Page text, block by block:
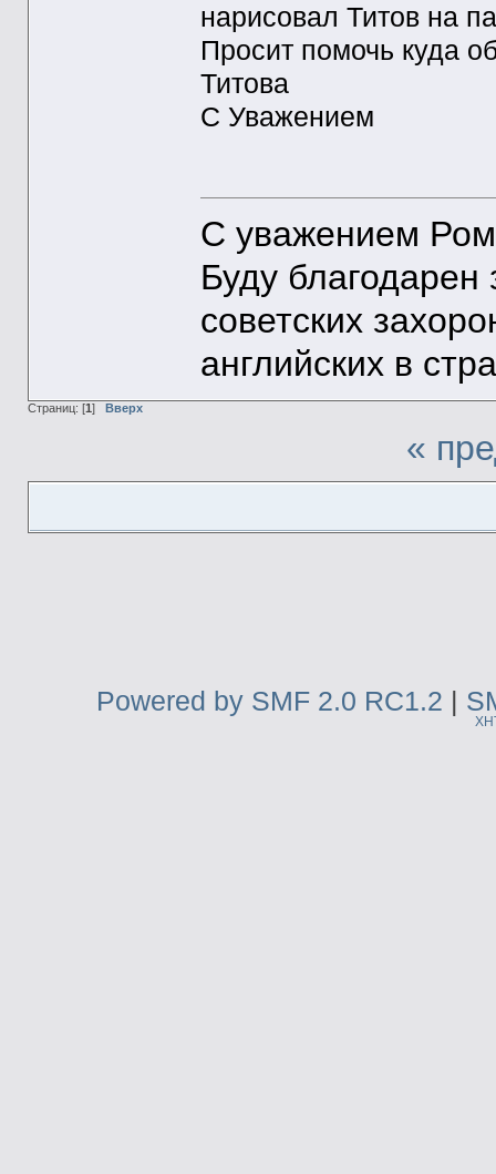
нарисовал Титов на
Просит помочь куда
Титова
С Уважением
С уважением
Буду
советских
английских в
Страниц: [1 ] Вверх
«
Powered by SMF 2.0 RC1.2 |